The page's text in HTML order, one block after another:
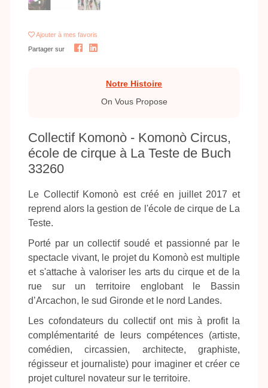
Ajouter à mes favoris
Partager sur
Notre Histoire
On Vous Propose
Collectif Komonò - Komonò Circus,
école de cirque à La Teste de Buch
33260
Le Collectif Komonò est créé en juillet 2017 et
reprend alors la gestion de l'école de cirque de La
Teste.
Porté par un collectif soudé et passionné par le
spectacle vivant, le projet du Komonò est multiple
et s'attache à valoriser les arts du cirque et de la
rue sur un territoire englobant le Bassin
d’Arcachon, le sud Gironde et le nord Landes.
Les cofondateurs du collectif ont mis à profit la
complémentarité de leurs compétences (artiste,
comédien, circassien, architecte, graphiste,
régisseur et journaliste) pour imaginer et créer ce
projet culturel novateur sur le territoire.